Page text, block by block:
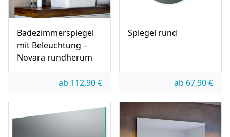
Badezimmerspiegel
mit Beleuchtung –
Novara rundherum
ab 112,90€
Spiegel rund
ab 67,90€